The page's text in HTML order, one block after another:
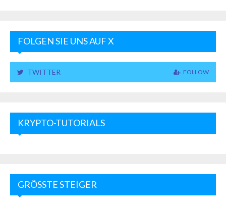
FOLGEN SIE UNS AUF X
TWITTER FOLLOW
KRYPTO-TUTORIALS
GRÖSSTE STEIGER